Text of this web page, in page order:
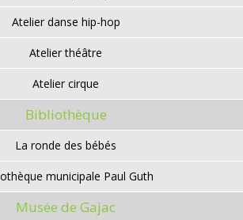
Atelier danse hip-hop
Atelier théâtre
Atelier cirque
Bibliothèque
La ronde des bébés
municipale Paul Guth
Musée de Gajac